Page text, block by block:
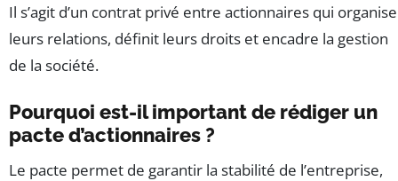
Il s’agit d’un contrat privé entre actionnaires qui organise
leurs relations, définit leurs droits et encadre la gestion
de la société.
Pourquoi est-il important de rédiger un
pacte d’actionnaires ?
Le pacte permet de garantir la stabilité de l’entreprise,